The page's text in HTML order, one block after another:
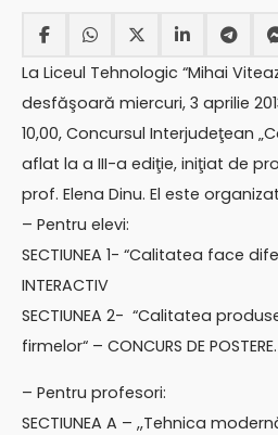
La Liceul Tehnologic “Mihai
desfăşoară miercuri, 3 aprilie
10,00, Concursul Interjudeţean
aflat la a III-a ediţie, iniţiat de
prof. Elena Dinu. El este
– Pentru elevi:
SECTIUNEA 1- “Calitatea face
INTERACTIV
SECTIUNEA 2- “Calitatea
firmelor“ – CONCURS DE POSTERE.
– Pentru profesori:
SECTIUNEA A – ,,Tehnica